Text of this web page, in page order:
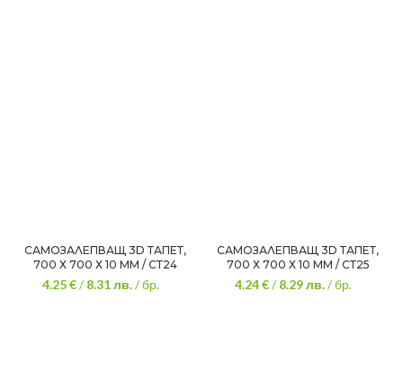
САМОЗАЛЕПВАЩ 3D ТАПЕТ,
700 Х 700 Х 10 ММ / СТ24
4.25 €/8.31лв./ бр.
САМОЗАЛЕПВАЩ 3D ТАПЕТ,
700 Х 700 Х 10 ММ / СТ25
4.24 €/8.29лв./ бр.